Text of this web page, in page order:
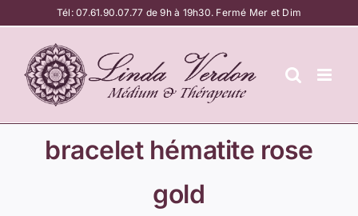
au
contenu
Tél:07.61.90.07.77 de 9h à 19h30. Fermé Mer et Dim
bracelet hématite rose
gold